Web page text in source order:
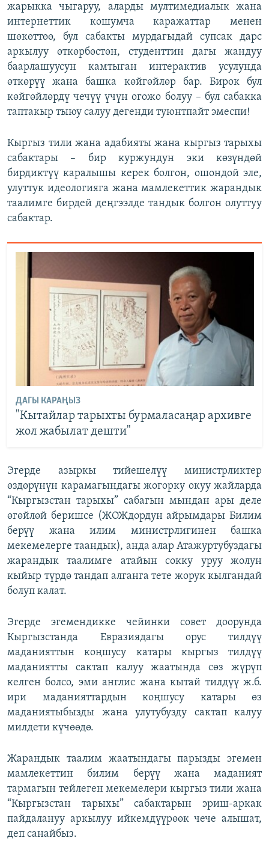
жарыкка чыгаруу, аларды мултимедиалык жана
интернеттик кошумча каражаттар менен
шөкөттөө, бул сабакты мурдагыдай супсак дарс
аркылуу өткөрбөстөн, студенттин дагы жандуу
баарлашуусун камтыган интерактив усулунда
өткөрүү жана башка көйгөйлөр бар. Бирок бул
көйгөйлөрдү чечүү үчүн огожо болуу – бул сабакка
таптакыр тыюу салуу дегенди туюнтпайт эмеспи!
Кыргыз тили жана адабияты жана кыргыз тарыхы
сабактары – бир куржундун эки көзүндөй
бирдиктүү каралышы керек болгон, ошондой эле,
улуттук идеологияга жана мамлекеттик жарандык
таалимге бирдей деңгээлде тандык болгон олуттуу
сабактар.
ДАГЫ КАРАҢЫЗ
"Кытайлар тарыхты бурмаласаңар архивге
жол жабылат дешти"
Эгерде азыркы тийешелүү министрликтер
өздөрүнүн карамагындагы жогорку окуу жайларда
“Кыргызстан тарыхы” сабагын мындан ары деле
өгөйлөй беришсе (ЖОЖдордун айрымдары Билим
берүү жана илим министрлигинен башка
мекемелерге таандык), анда алар Атажуртубуздагы
жарандык таалимге атайын сокку уруу жолун
кыйыр түрдө тандап алганга тете жорук кылгандай
болуп калат.
Эгерде эгемендикке чейинки совет доорунда
Кыргызстанда Евразиядагы орус тилдүү
маданияттын коңшусу катары кыргыз тилдүү
маданиятты сактап калуу жаатында сөз жүрүп
келген болсо, эми англис жана кытай тилдүү ж.б.
ири маданияттардын коңшусу катары өз
маданиятыбызды жана улутубузду сактап калуу
милдети күчөөдө.
Жарандык таалим жаатындагы парызды эгемен
мамлекеттин билим берүү жана маданият
тармагын тейлеген мекемелери кыргыз тили жана
“Кыргызстан тарыхы” сабактарын эриш-аркак
пайдалануу аркылуу ийкемдүүрөөк чече алышат,
деп санайбыз.